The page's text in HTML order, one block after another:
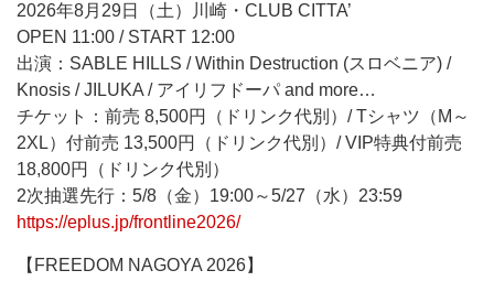
2026年8月29日（土）川崎・CLUB CITTA’
OPEN 11:00 / START 12:00
出演：SABLE HILLS / Within Destruction (スロベニア) /
Knosis / JILUKA / アイリフドーパ and more…
チケット：前売 8,500円（ドリンク代別）/ Tシャツ（M～
2XL）付前売 13,500円（ドリンク代別）/ VIP特典付前売
18,800円（ドリンク代別）
2次抽選先行：5/8（金）19:00～5/27（水）23:59
https://eplus.jp/frontline2026/
【FREEDOM NAGOYA 2026】